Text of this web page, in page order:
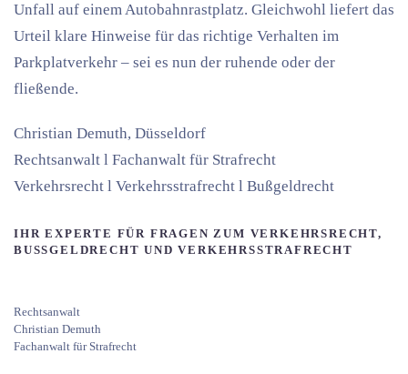
Unfall auf einem Autobahnrastplatz. Gleichwohl liefert das
Urteil klare Hinweise für das richtige Verhalten im
Parkplatverkehr – sei es nun der ruhende oder der
fließende.
Christian Demuth, Düsseldorf
Rechtsanwalt l Fachanwalt für Strafrecht
Verkehrsrecht l Verkehrsstrafrecht l Bußgeldrecht
IHR EXPERTE FÜR FRAGEN ZUM VERKEHRSRECHT,
BUSSGELDRECHT UND VERKEHRS­STRAFRECHT
Rechtsanwalt
Christian Demuth
Fachanwalt für Strafrecht